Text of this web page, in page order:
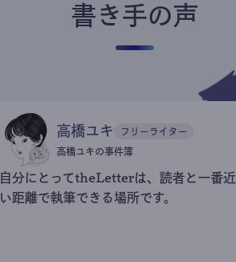
書き手の声
高橋ユキ フリーライター
高橋ユキの事件簿
自分にとってtheLetterは、読者と一番近
い距離で執筆できる場所です。